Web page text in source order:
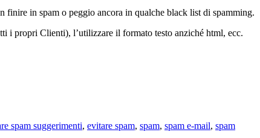
finire in spam o peggio ancora in qualche black list di spamming.
i propri Clienti), l’utilizzare il formato testo anziché html, ecc.
spam suggerimenti, evitare spam, spam, spam e-mail, spam